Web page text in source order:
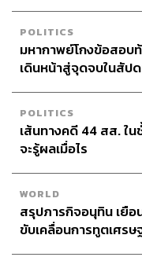
POLITICS
มหากาพย์โกงข้อสอบ
เดินหน้าสู่จุดจบในสัป
POLITICS
เส้นทางคดี 44 สส. ใ
จะรู้ผลเมื่อไร
WORLD
สรุปภารกิจอนุทิน เยือ
ขับเคลื่อนการทูตเศรษ